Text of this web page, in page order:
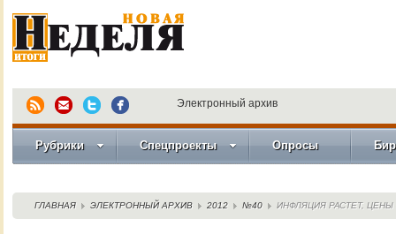
Электронный архив
Рубрики Спецпроекты Опросы
ГЛАВНАЯ ЭЛЕКТРОННЫЙ АРХИВ 2012 №40 ИНФЛЯЦИЯ РАСТЕТ,